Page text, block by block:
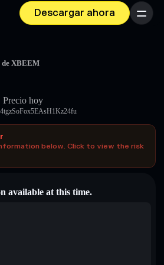
Descargar ahora Menú
de XBEEM
Precio hoy
below. Click to view the risk
available at this time.